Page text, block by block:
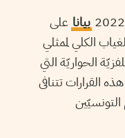
بيانا على
الكلي لممثلي
الحواريّة التي
القرارات تتنافى
التونسيّين